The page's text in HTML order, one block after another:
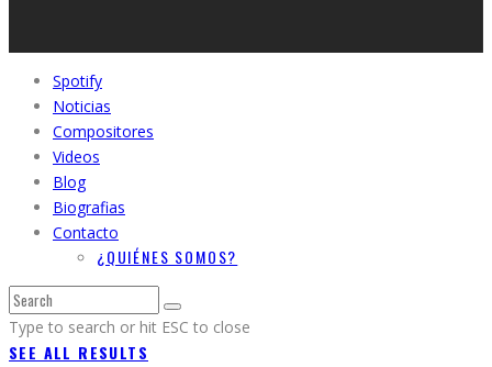
Spotify
Noticias
Compositores
Videos
Blog
Biografias
Contacto
¿QUIÉNES SOMOS?
Type to search or hit ESC to close
SEE ALL RESULTS